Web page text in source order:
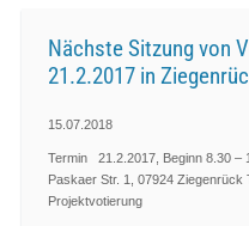
Nächste Sitzung von
21.2.2017 in
15.07.2018
Termin 21.2.2017, Beginn 8.30
Paskaer Str. 1, 07924
Projektvotierung